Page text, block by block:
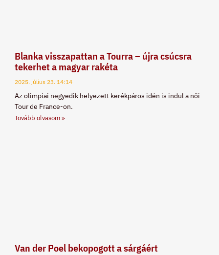
Blanka visszapattan a Tourra – újra csúcsra
tekerhet a magyar rakéta
2025. július 23. 14:14
Az olimpiai negyedik helyezett kerékpáros idén is indul a női
Tour de France-on.
Tovább olvasom »
Van der Poel bekopogott a sárgáért